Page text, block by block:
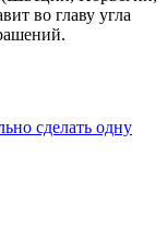
во главу угла
сделать одну